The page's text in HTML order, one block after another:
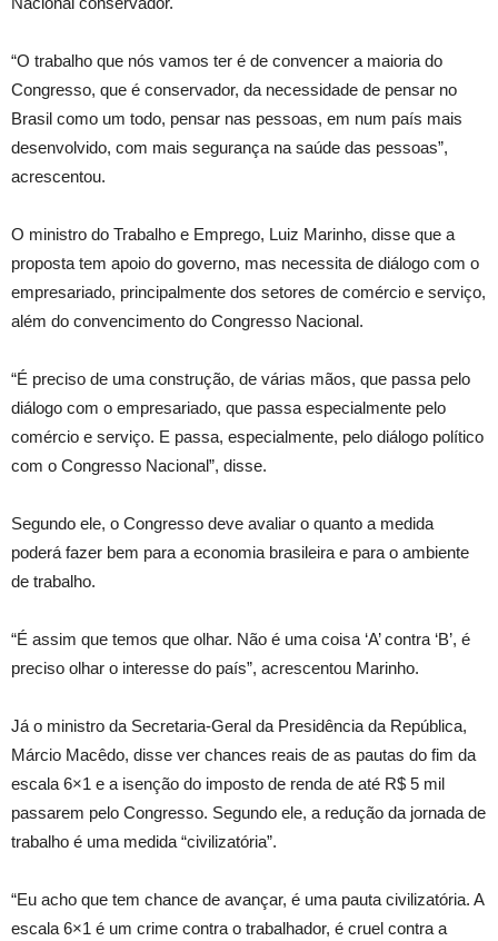
“O trabalho que nós vamos ter é de convencer a maioria do
Congresso, que é conservador, da necessidade de pensar no
Brasil como um todo, pensar nas pessoas, em num país mais
desenvolvido, com mais segurança na saúde das pessoas”,
acrescentou.
O ministro do Trabalho e Emprego, Luiz Marinho, disse que a
proposta tem apoio do governo, mas necessita de diálogo com o
empresariado, principalmente dos setores de comércio e serviço,
além do convencimento do Congresso Nacional.
“É preciso de uma construção, de várias mãos, que passa pelo
diálogo com o empresariado, que passa especialmente pelo
comércio e serviço. E passa, especialmente, pelo diálogo político
com o Congresso Nacional”, disse.
Segundo ele, o Congresso deve avaliar o quanto a medida
poderá fazer bem para a economia brasileira e para o ambiente
de trabalho.
“É assim que temos que olhar. Não é uma coisa ‘A’ contra ‘B’, é
preciso olhar o interesse do país”, acrescentou Marinho.
Já o ministro da Secretaria-Geral da Presidência da República,
Márcio Macêdo, disse ver chances reais de as pautas do fim da
escala 6×1 e a isenção do imposto de renda de até R$ 5 mil
passarem pelo Congresso. Segundo ele, a redução da jornada de
trabalho é uma medida “civilizatória”.
“Eu acho que tem chance de avançar, é uma pauta civilizatória. A
escala 6×1 é um crime contra o trabalhador, é cruel contra a